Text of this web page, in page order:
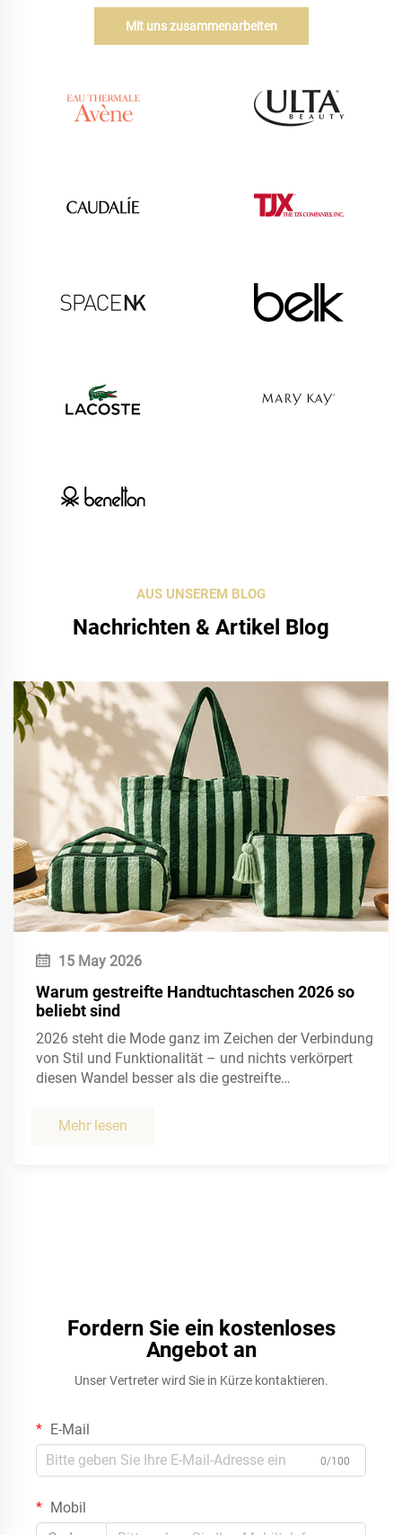
Mit uns zusammenarbeiten
AUS UNSEREM BLOG
Nachrichten & Artikel Blog
04 Oct 2025
Was ist recycelte Baumwolle?
Recycelte Baumwolle ist ein nachhaltiges
Textilmaterial, das durch das Recycling und die
Wiederaufbereitung von Baumwollabfällen entsteht –
darunter fallen weggeworfene Baumwollreste,
industrielle Produktionsabschnitte sowie übrig
gebliebene Stoffe oder Garne aus Textilfabriken. Der
Kernprozess...
Mehr lesen
Fordern Sie ein kostenloses
Angebot an
Unser Vertreter wird Sie in Kürze kontaktieren.
E-Mail
0/100
Mobil